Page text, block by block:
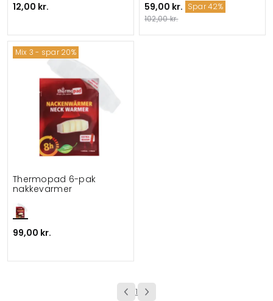
12,00 kr. 59,00 kr. Spar 42%
102,00 kr.
Mix 3 - spar 20%
Thermopad 6-pak
nakkevarmer
99,00 kr.
1